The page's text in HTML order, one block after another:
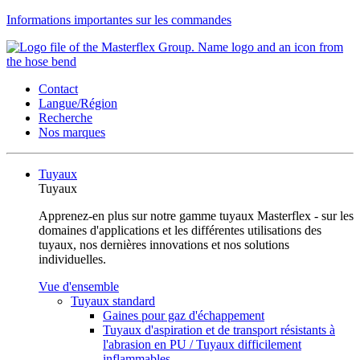
Informations importantes sur les commandes
Contact
Langue/Région
Recherche
Nos marques
Tuyaux
Tuyaux
Apprenez-en plus sur notre gamme tuyaux Masterflex - sur les
domaines d'applications et les différentes utilisations des
tuyaux, nos dernières innovations et nos solutions
individuelles.
Vue d'ensemble
Tuyaux standard
Gaines pour gaz d'échappement
Tuyaux d'aspiration et de transport résistants à
l'abrasion en PU / Tuyaux difficilement